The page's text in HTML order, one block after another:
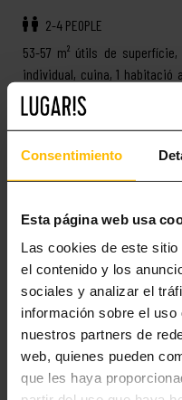
Consentimiento
Esta página web usa
Las cookies de este
el contenido y los
sociales y analizar el
información sobre el
nuestros partners de
web, quienes pueden
que les haya
2-4 PEOPLE
53-57 m² útils de
individual, cuina, 1 habitació
llits individuals o amb
banyera, 1 bany amb dutxa,
Més informació